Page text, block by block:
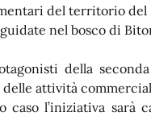
del territorio del
nel bosco di
della seconda
attività
l’iniziativa sarà